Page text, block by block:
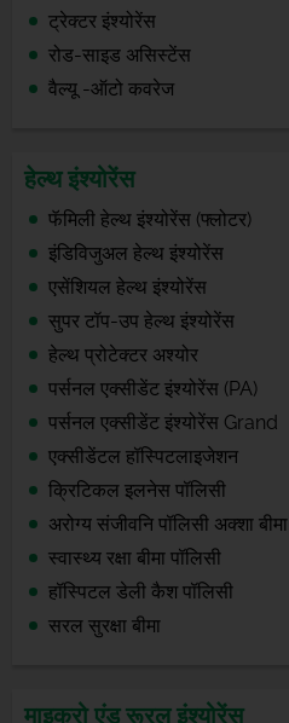
ट्रेक्टर इंश्योरेंस
रोड-साइड असिस्टेंस
वैल्यू -ऑटो कवरेज
हेल्थ इंश्योरेंस
फॅमिली हेल्थ इंश्योरेंस (फ्लोटर)
इंडिविजुअल हेल्थ इंश्योरेंस
एसेंशियल हेल्थ इंश्योरेंस
सुपर टॉप-उप हेल्थ इंश्योरेंस
हेल्थ प्रोटेक्टर अश्योर
पर्सनल एक्सीडेंट इंश्योरेंस (PA)
पर्सनल एक्सीडेंट इंश्योरेंस Grand
एक्सीडेंटल हॉस्पिटलाइजेशन
क्रिटिकल इलनेस पॉलिसी
अरोग्य संजीवनि पॉलिसी अक्शा बीमा
स्वास्थ्य रक्षा बीमा पॉलिसी
हॉस्पिटल डेली कैश पॉलिसी
सरल सुरक्षा बीमा
माइक्रो एंड रूरल इंश्योरेंस